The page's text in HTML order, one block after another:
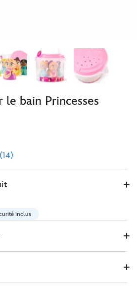
le bain Princesses
(14)
inclus